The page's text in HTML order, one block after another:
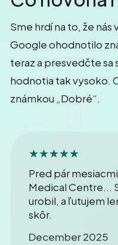
Sme hrdí na to, že
Google ohodnotilo
teraz a presvedčte sa
hodnotia tak vysoko.
známkou „Dobré“.
★★★★★
Pred pár
Medical Centre...
urobil, a ľutujem
skôr.
December 2025